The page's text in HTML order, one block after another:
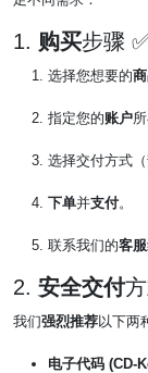
1. 购买步骤
选择您想要的
指定您的账户
选择交付方式
下单并支付。
联系我们的客服
2. 安全交付
我们强烈推荐以下两
电子代码 (CD-